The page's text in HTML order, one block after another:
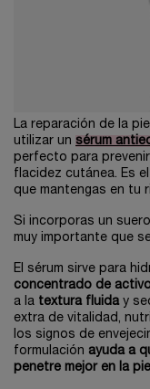
La reparación de la
utilizar un sérum
perfecto para
flacidez cutánea. Es
que mantengas en tu
Si incorporas un
muy importante que
El sérum sirve para
concentrado de
a la textura fluiday
extra de vitalidad,
los signos de
formulación ayuda a
penetre mejor en la piel